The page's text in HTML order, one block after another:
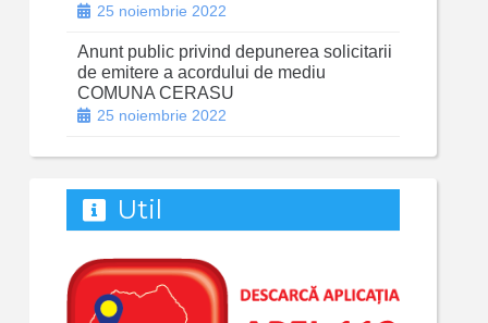
25 noiembrie 2022
Anunt public privind depunerea solicitarii
de emitere a acordului de mediu
COMUNA CERASU
25 noiembrie 2022
Util